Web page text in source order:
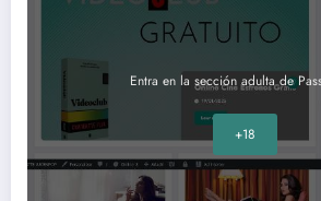
Entra en la sección adulta de
+18